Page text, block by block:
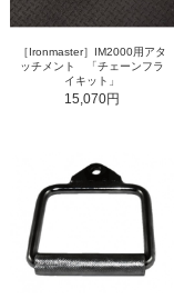
［Ironmaster］IM2000用アタ
ッチメント 「チェーンフラ
イキット」
15,070円